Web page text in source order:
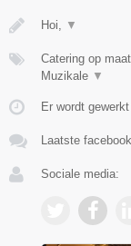
Hoi, ▼
Catering op
Muzikale ▼
Er wordt
Laatste
Sociale media: